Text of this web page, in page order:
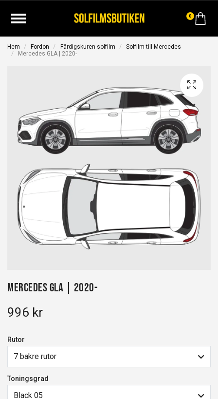
0
Hem Fordon Färdigskuren solfilm
Solfilm till Mercedes
Mercedes GLA | 2020-
Mercedes GLA | 2020-
996 kr
Rutor
7 bakre rutor
Toningsgrad
Black 05